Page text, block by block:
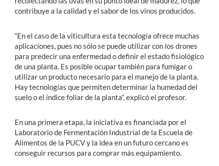
contribuye a la calidad y el sabor de los vinos producidos.
“En el caso de la viticultura esta tecnología ofrece muchas
aplicaciones, pues no sólo se puede utilizar con los drones
para predecir una enfermedad o definir el estado fisiológico
de una planta. Es posible ocupar también para fumigar o
utilizar un producto necesario para el manejo de la planta.
Hay tecnologías que permiten determinar la humedad del
suelo o el índice foliar de la planta”, explicó el profesor.
En una primera etapa, la iniciativa es financiada por el
Laboratorio de Fermentación Industrial de la Escuela de
Alimentos de la PUCV y la idea en un futuro cercano es
conseguir recursos para comprar más equipamiento.